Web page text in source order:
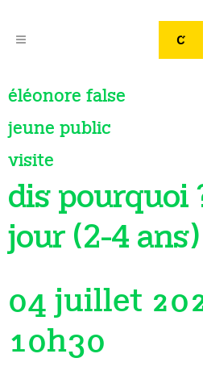
éléonore false
jeune public
visite
dis pourquoi
jour (2-4 ans)
04 juillet
10h30